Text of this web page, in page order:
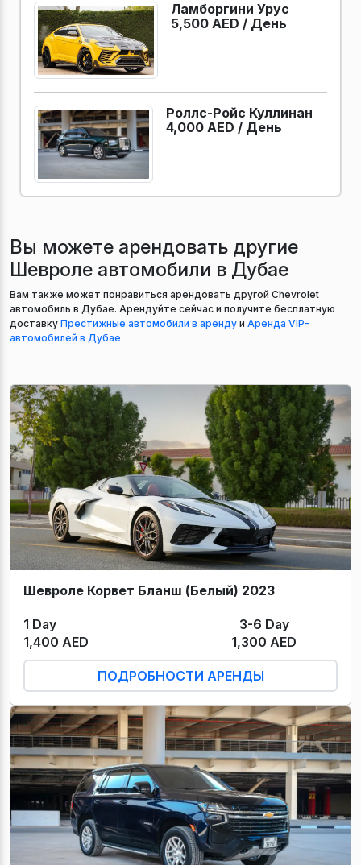
Ламборгини Урус
5,500 AED / День
Роллс-Ройс Куллинан
4,000 AED / День
Вы можете арендовать другие
Шевроле автомобили в Дубае
Вам также может понравиться арендовать другой Chevrolet
автомобиль в Дубае. Арендуйте сейчас и получите бесплатную
доставку Престижные автомобили в аренду и Аренда VIP-
автомобилей в Дубае
Шевроле Корвет Бланш (Белый) 2023
1 Day
3-6 Day
1,400 AED
1,300 AED
ПОДРОБНОСТИ АРЕНДЫ